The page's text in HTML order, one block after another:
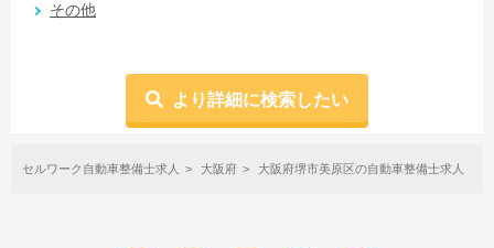
その他
より詳細に検索したい
セルワーク自動車整備士求人 大阪府 大阪府堺市美原区の自動車整備士求人